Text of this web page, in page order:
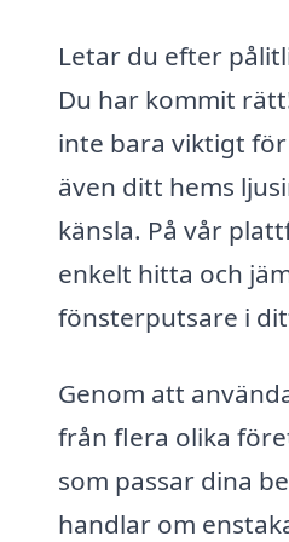
Letar du efter
Du har kommit
inte bara viktigt
även ditt hems
känsla. På vår
enkelt hitta och
fönsterputsare i
Genom att
från flera olika
som passar dina
handlar om